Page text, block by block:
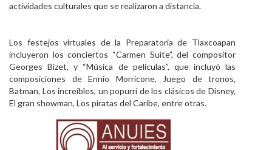
actividades culturales que se realizaron a distancia.
Los festejos virtuales de la Preparatoria de Tlaxcoapan
incluyeron los conciertos “Carmen Suite”, del compositor
Georges Bizet, y “Música de películas”, que incluyó las
composiciones de Ennio Morricone, Juego de tronos,
Batman, Los increíbles, un popurrí de los clásicos de Disney,
El gran showman, Los piratas del Caribe, entre otras.